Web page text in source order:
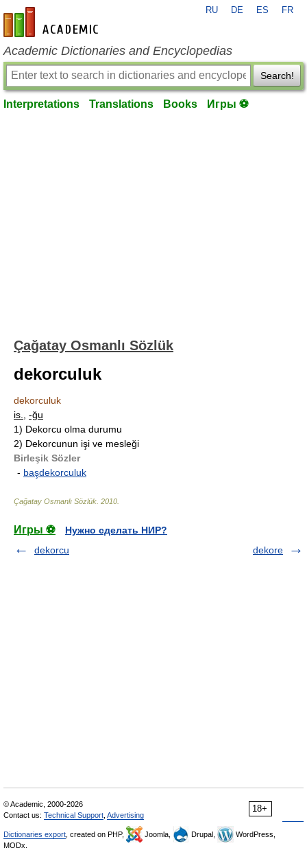
en-academic.com
RU DE ES FR
Academic Dictionaries and Encyclopedias
Search!
Interpretations Translations Books Игры ⚽
Çağatay Osmanlı Sözlük
dekorculuk
dekorculuk
is.
-ğu
1) Dekorcu olma durumu
2) Dekorcunun işi ve mesleği
Birleşik Sözler
- başdekorculuk
Çağatay Osmanlı Sözlük 2010
Игры ⚽
Нужно сделать НИР?
dekorcu
dekore
18+
© Academic, 2000-2026
Contact us: Technical Support Advertising
Dictionaries export , created on PHP, Joomla, Drupal,
WordPress,
MODx.